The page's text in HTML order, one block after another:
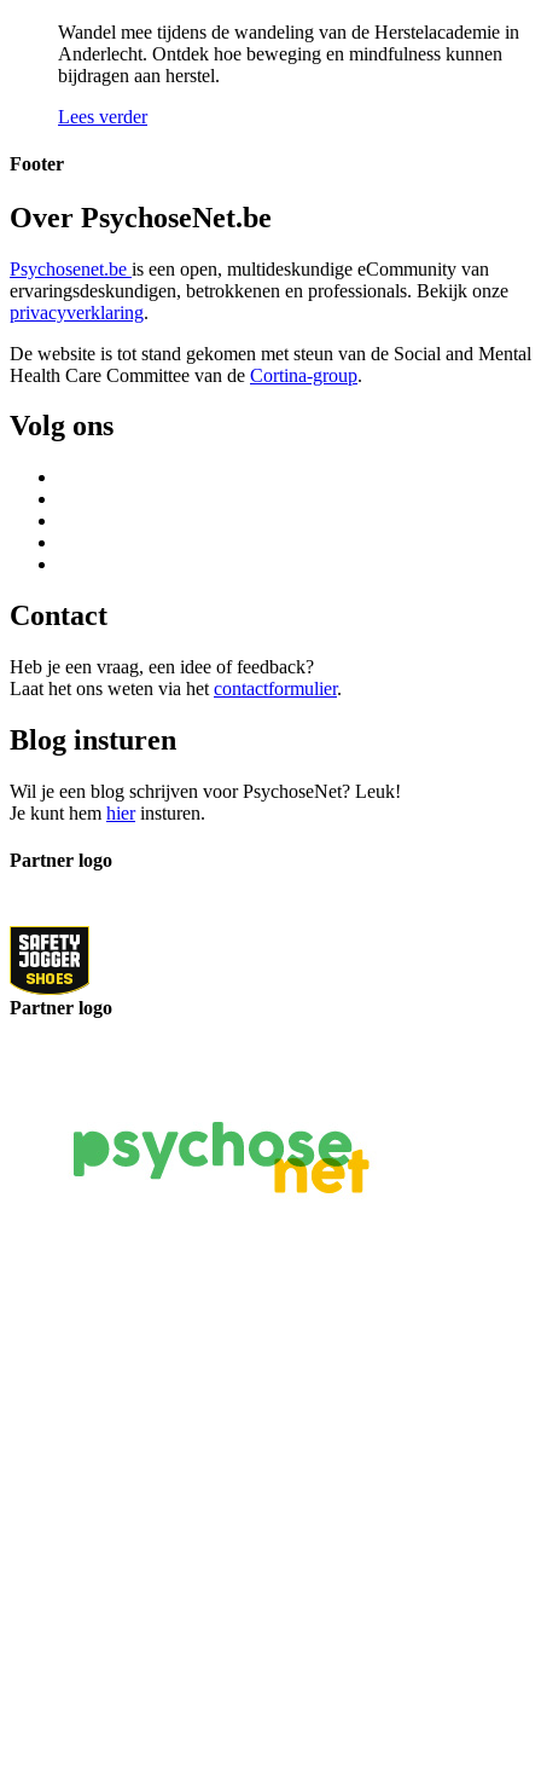
Wandel mee tijdens de wandeling van de Herstelacademie in
Anderlecht. Ontdek hoe beweging en mindfulness kunnen
bijdragen aan herstel.
Lees verder
Footer
Over PsychoseNet.be
Psychosenet.be is een open, multideskundige eCommunity van
ervaringsdeskundigen, betrokkenen en professionals. Bekijk onze
privacyverklaring.
De website is tot stand gekomen met steun van de Social and Mental
Health Care Committee van de Cortina-group.
Volg ons
Contact
Heb je een vraag, een idee of feedback?
Laat het ons weten via het contactformulier.
Blog insturen
Wil je een blog schrijven voor PsychoseNet? Leuk!
Je kunt hem hierinsturen.
Partner logo
Partner logo